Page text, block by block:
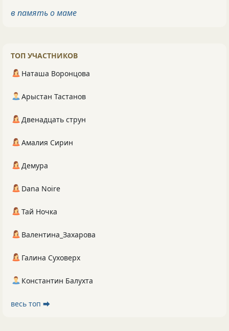
в память о маме
ТОП УЧАСТНИКОВ
Наташа Воронцова
Арыстан Тастанов
Двенадцать струн
Амалия Сирин
Демура
Dana Noire
Тай Ночка
Валентина_Захарова
Галина Суховерх
Константин Балухта
весь топ ⮕